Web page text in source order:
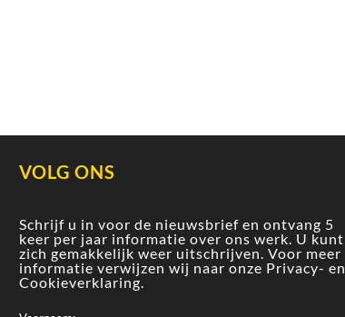
VOLG ONS
Schrijf u in voor de nieuwsbrief en ontvang 5
keer per jaar informatie over ons werk. U kunt
zich gemakkelijk weer uitschrijven. Voor meer
informatie verwijzen wij naar onze Privacy- en
Cookieverklaring